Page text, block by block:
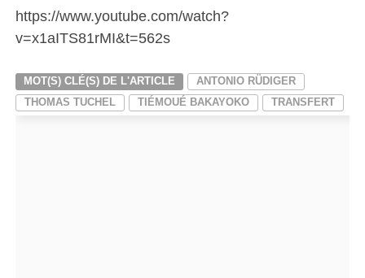
https://www.youtube.com/watch?
v=x1aITS81rMI&t=562s
MOT(S) CLÉ(S) DE L'ARTICLE
ANTONIO RÜDIGER
THOMAS TUCHEL
TIÉMOUÉ BAKAYOKO TRANSFERT